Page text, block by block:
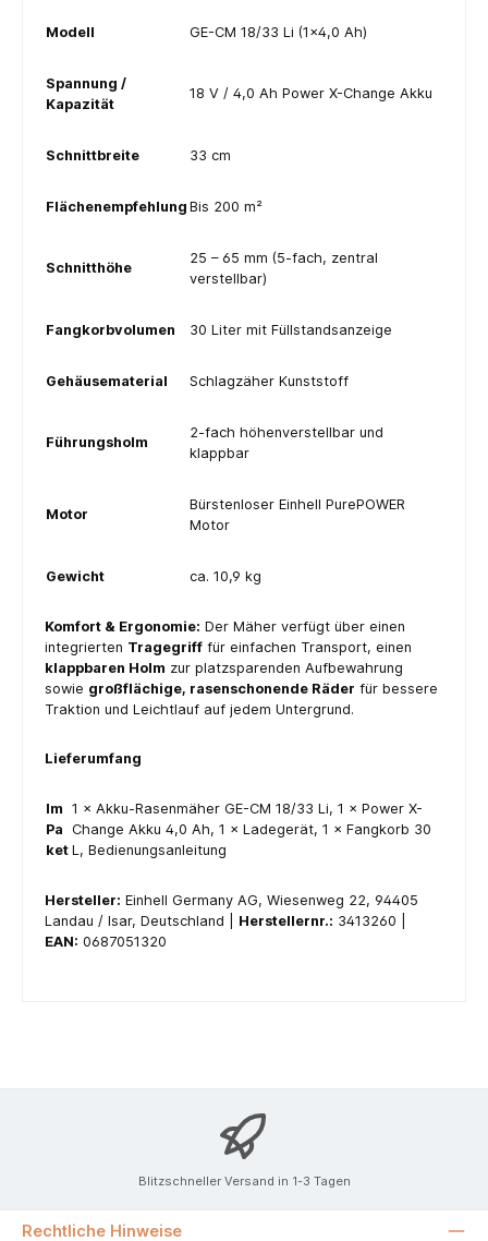
Modell GE-CM 18/33 Li (1×4,0 Ah)
Spannung /
Kapazität
18 V / 4,0 Ah Power X-Change Akku
Schnittbreite 33 cm
Flächenempfehlung Bis 200 m²
Schnitthöhe
25 – 65 mm (5-fach, zentral
verstellbar)
Fangkorbvolumen 30 Liter mit Füllstandsanzeige
Gehäusematerial Schlagzäher Kunststoff
Führungsholm
2-fach höhenverstellbar und
klappbar
Motor
Bürstenloser Einhell PurePOWER
Motor
Gewicht ca. 10,9 kg
Komfort & Ergonomie: Der Mäher verfügt über einen
integrierten Tragegriff für einfachen Transport, einen
klappbaren Holm zur platzsparenden Aufbewahrung
sowie großflächige, rasenschonende Räder für bessere
Traktion und Leichtlauf auf jedem Untergrund.
Lieferumfang
Im
Pa
ket
1 × Akku-Rasenmäher GE-CM 18/33 Li, 1 × Power X-
Change Akku 4,0 Ah, 1 × Ladegerät, 1 × Fangkorb 30
L, Bedienungsanleitung
Hersteller: Einhell Germany AG, Wiesenweg 22, 94405
Landau / Isar, Deutschland | Herstellernr.: 3413260 |
EAN: 0687051320
Blitzschneller Versand in 1-3 Tagen
Rechtliche Hinweise